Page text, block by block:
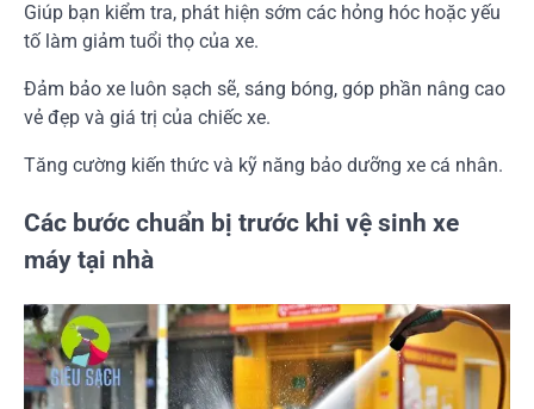
Giúp bạn kiểm tra, phát hiện sớm các hỏng hóc hoặc yếu
tố làm giảm tuổi thọ của xe.
Đảm bảo xe luôn sạch sẽ, sáng bóng, góp phần nâng cao
vẻ đẹp và giá trị của chiếc xe.
Tăng cường kiến thức và kỹ năng bảo dưỡng xe cá nhân.
Các bước chuẩn bị trước khi vệ sinh xe
máy tại nhà